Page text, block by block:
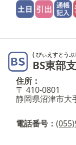
( びぃえすとう
BS東部
住所：
〒 410-0801
静岡県沼津市大
電話番号：